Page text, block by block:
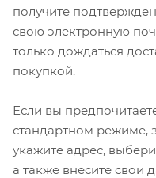
получите
свою электронную
только дождаться
покупкой.
Если вы
стандартном режиме,
укажите адрес,
а также внесите свои